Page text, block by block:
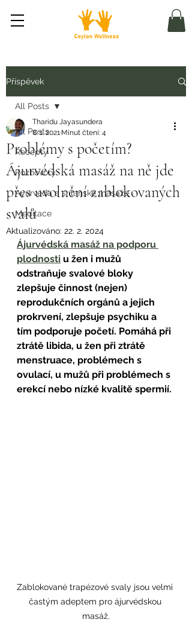
Příspěvek
All Posts
Recepty
Rozhovory
Ayurvéda a srílanské masáže
Meditace
All Posts
Problémy s početím?
Ájurvédská masáž na ně jde
přes uvolnění zablokovaných
svalů
Tharidu Jayasundera
8. 1. 2021 Minut čtení: 4
Aktualizováno: 22. 2. 2024
Ájurvédská masáž na podporu
plodnosti u žen i mužů
odstraňuje svalové bloky
zlepšuje činnost (nejen)
reprodukčních orgánů a jejich
prokrvení, zlepšuje psychiku a
tím podporuje početí. Pomáhá při
ztrátě libida, u žen při ztrátě
menstruace, problémech s
ovulací, u mužů při problémech s
erekcí nebo nízké kvalitě spermií.
Zablokované trapézové svaly jsou velmi
častým adeptem pro ájurvédskou
masáž.